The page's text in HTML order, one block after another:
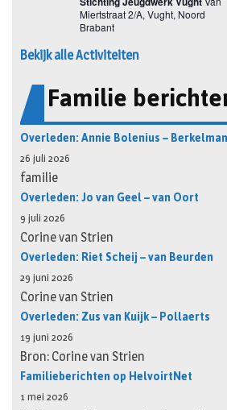
Bekijk alle Activiteiten
Familie
Overleden: Annie Bolenius –
26 juli 2026
familie
Overleden: Jo van Geel – van Oort
9 juli 2026
Corine van Strien
Overleden: Riet Scheij – van Beurden
29 juni 2026
Corine van Strien
Overleden: Zus van Kuijk – Pollaerts
19 juni 2026
Bron: Corine van Strien
Familieberichten op HelvoirtNet
1 mei 2026